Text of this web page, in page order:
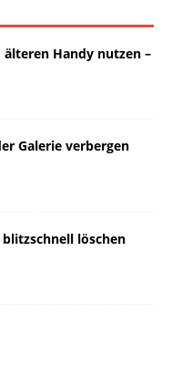
Handy nutzen –
Galerie verbergen
löschen